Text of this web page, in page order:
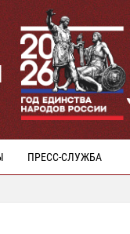
ПРЕСС-СЛУЖБА